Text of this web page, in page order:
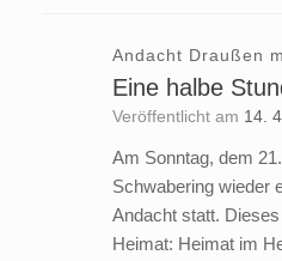
Andacht Draußen
Eine halbe
Veröffentlicht am 14.
Am Sonntag, dem
Schwabering wieder
Andacht statt.
Heimat: Heimat im